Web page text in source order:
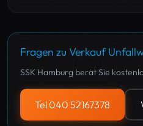
Fragen zu Verkauf
SSK Hamburg berät Sie
Tel 040 52167378